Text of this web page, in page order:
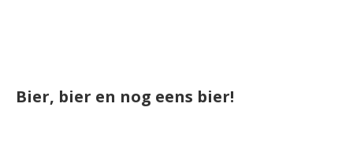
Bier, bier en nog eens bier!